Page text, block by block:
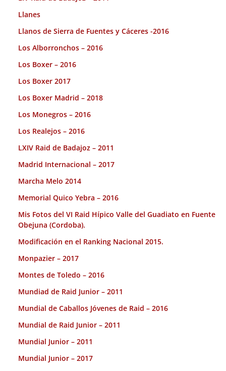
Llanes
Llanos de Sierra de Fuentes y Cáceres -2016
Los Alborronchos – 2016
Los Boxer – 2016
Los Boxer 2017
Los Boxer Madrid – 2018
Los Monegros – 2016
Los Realejos – 2016
LXIV Raid de Badajoz – 2011
Madrid Internacional – 2017
Marcha Melo 2014
Memorial Quico Yebra – 2016
Mis Fotos del VI Raid Hípico Valle del Guadiato en Fuente
Obejuna (Cordoba).
Modificación en el Ranking Nacional 2015.
Monpazier – 2017
Montes de Toledo – 2016
Mundiad de Raid Junior – 2011
Mundial de Caballos Jóvenes de Raid – 2016
Mundial de Raid Junior – 2011
Mundial Junior – 2011
Mundial Junior – 2017